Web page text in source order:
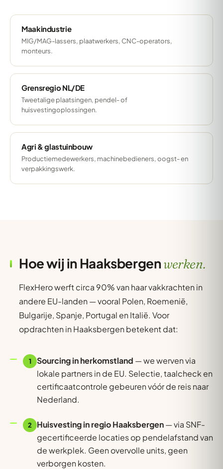
Maakindustrie
MIG/MAG-lassers, plaatwerkers, CNC-operators,
monteurs.
Grensregio NL/DE
Tweetalige plaatsingen, pendel- of
huisvestingoplossingen.
Agri & glastuinbouw
Productiemedewerkers, machinebedieners, oogst- en
verpakkingswerk.
Hoe wij in Haaksbergenwerken.
FlexHero werft circa 90% van haar vakkrachten in
andere EU-landen — vooral Polen, Roemenië,
Bulgarije, Spanje, Portugal en Italië. Voor
opdrachten in Haaksbergen betekent dat:
1 Sourcing in herkomstland — we werven via
lokale partners in de EU. Selectie, taalcheck en
certificaatcontrole gebeuren vóór de reis naar
Nederland.
2 Huisvesting in regio Haaksbergen— via SNF-
gecertificeerde locaties op pendelafstand van
de werkplek. Geen overvolle units, geen
verborgen kosten.